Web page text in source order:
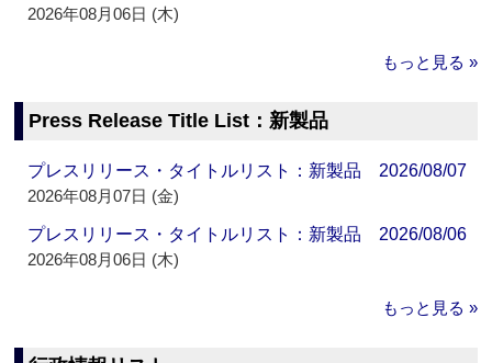
2026年08月06日 (木)
もっと見る »
Press Release Title List：新製品
プレスリリース・タイトルリスト：新製品 2026/08/07
2026年08月07日 (金)
プレスリリース・タイトルリスト：新製品 2026/08/06
2026年08月06日 (木)
もっと見る »